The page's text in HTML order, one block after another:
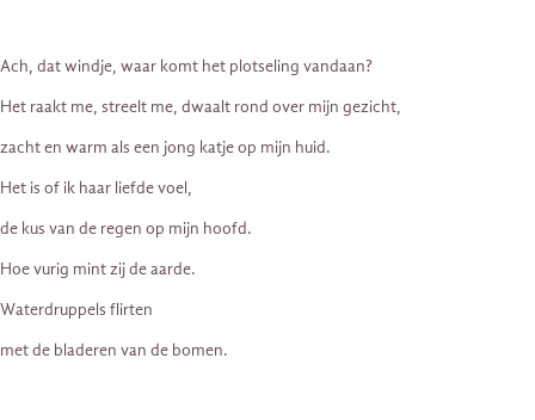
Ach, dat windje, waar komt het plotseling vandaan?
Het raakt me, streelt me, dwaalt rond over mijn gezicht,
zacht en warm als een jong katje op mijn huid.
Het is of ik haar liefde voel,
de kus van de regen op mijn hoofd.
Hoe vurig mint zij de aarde.
Waterdruppels flirten
met de bladeren van de bomen.